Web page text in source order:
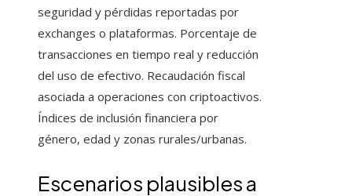
seguridad y pérdidas reportadas por
exchanges o plataformas. Porcentaje de
transacciones en tiempo real y reducción
del uso de efectivo. Recaudación fiscal
asociada a operaciones con criptoactivos.
Índices de inclusión financiera por
género, edad y zonas rurales/urbanas.
Escenarios plausibles a